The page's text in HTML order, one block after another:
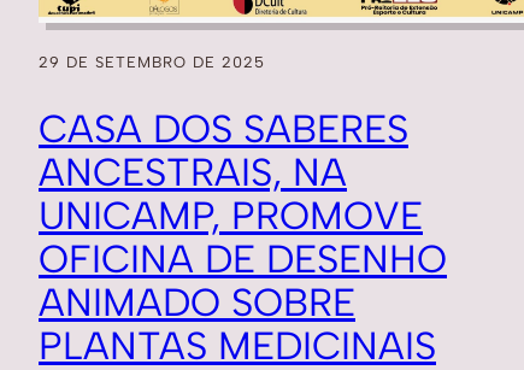
29 DE SETEMBRO DE 2025
CASA DOS SABERES
ANCESTRAIS, NA
UNICAMP, PROMOVE
OFICINA DE DESENHO
ANIMADO SOBRE
PLANTAS MEDICINAIS